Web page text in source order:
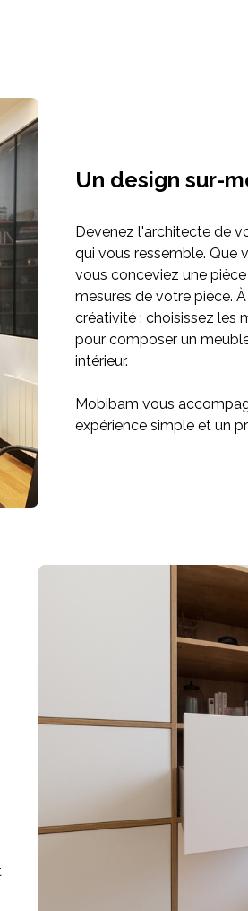
Un design sur-
Devenez l'architecte de
qui vous ressemble. Que
vous conceviez une
mesures de votre pièce.
créativité : choisissez les
pour composer un
intérieur.
Mobibam vous
expérience simple et un